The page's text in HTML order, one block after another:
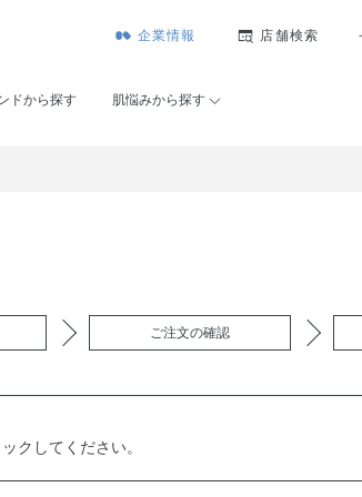
企業情報 店舗検索
ドから探す 肌悩みから探す
ご注文の確認
クしてください。